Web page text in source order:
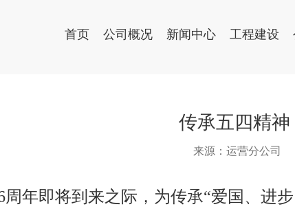
首页 公司概况 新闻中心 工程建设
传承五四精神
来源：运营分公司
周年即将到来之际，为传承“爱国、进